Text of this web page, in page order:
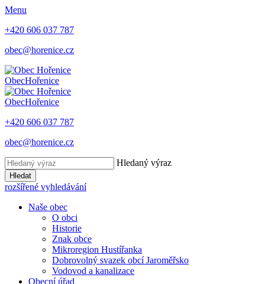
Menu
+420 606 037 787
obec@horenice.cz
ObecHořenice
ObecHořenice
+420 606 037 787
obec@horenice.cz
Hledaný výraz
Hledat
rozšířené vyhledávání
Naše obec
O obci
Historie
Znak obce
Mikroregion Hustířanka
Dobrovolný svazek obcí Jaroměřsko
Vodovod a kanalizace
Obecní úřad